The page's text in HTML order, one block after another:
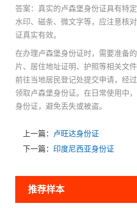
答案：真实的卢森堡身份证具有特
水印、磁条、微文字等，应注意核
证真实有效。
在办理卢森堡身份证时，需要准备
片、居住地址证明、护照等相关文
前往当地居民登记处提交申请，经
领取卢森堡身份证。在日常使用中
身份证，避免丢失或被盗。
上一篇： 卢旺达身份证
下一篇： 印度尼西亚身份证
推荐样本